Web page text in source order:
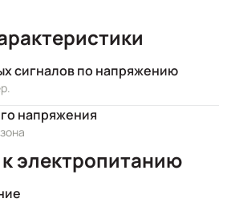
сигналов по напряжению
напряжения
электропитанию